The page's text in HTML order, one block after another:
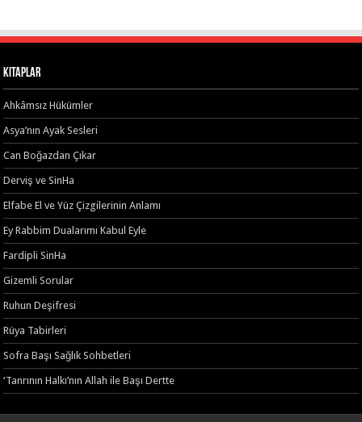
Kitaplar
Ahkâmsız Hükümler
Asya’nın Ayak Sesleri
Can Boğazdan Çıkar
Derviş ve SinHa
Elfabe El ve Yüz Çizgilerinin Anlamı
Ey Rabbim Dualarımı Kabul Eyle
Fardipli SinHa
Gizemli Sorular
Ruhun Deşifresi
Rüya Tabirleri
Sofra Başı Sağlık Sohbetleri
‘Tanrının Halkı’nın Allah ile Başı Dertte